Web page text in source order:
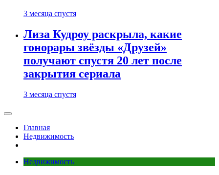
3 месяца спустя
Лиза Кудроу раскрыла, какие
гонорары звёзды «Друзей»
получают спустя 20 лет после
закрытия сериала
3 месяца спустя
Главная
Недвижимость
Недвижимость